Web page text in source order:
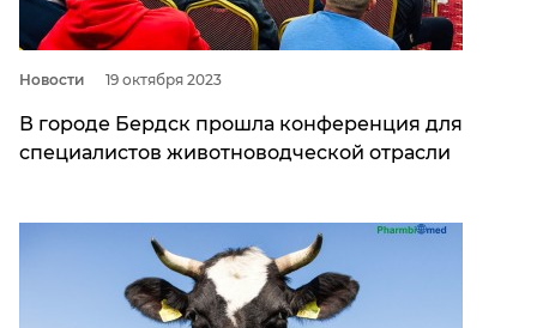
Новости 19 октября 2023
В городе Бердск прошла конференция для
специалистов животноводческой отрасли